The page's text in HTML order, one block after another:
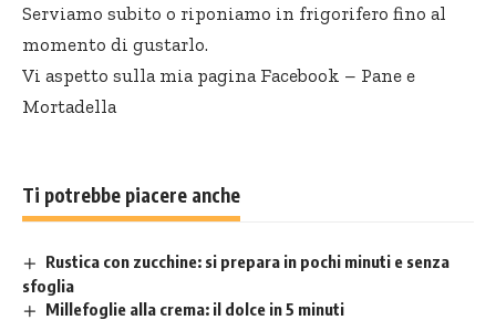
Serviamo subito o riponiamo in frigorifero fino al
momento di gustarlo.
Vi aspetto sulla mia pagina Facebook – Pane e
Mortadella
Ti potrebbe piacere anche
Rustica con zucchine: si prepara in pochi minuti e senza
sfoglia
Millefoglie alla crema: il dolce in 5 minuti